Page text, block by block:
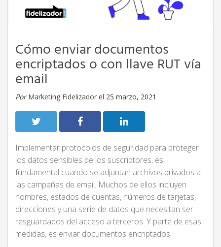
Cómo enviar documentos
encriptados o con llave RUT vía
email
Por Marketing Fidelizador el 25 marzo, 2021
Implementar protocolos de seguridad para proteger
los datos sensibles de los suscriptores, es
fundamental cuando se adjuntan archivos privados a
las campañas de email. Muchos de ellos incluyen
nombres, estados de cuentas, números de tarjetas,
direcciones y una serie de datos que necesitan ser
resguardados del acceso a terceros. Y parte de esas
medidas, es enviar documentos encriptados.